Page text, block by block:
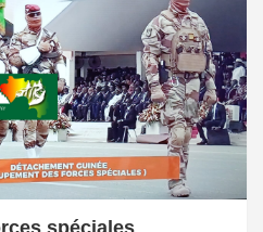
spéciales